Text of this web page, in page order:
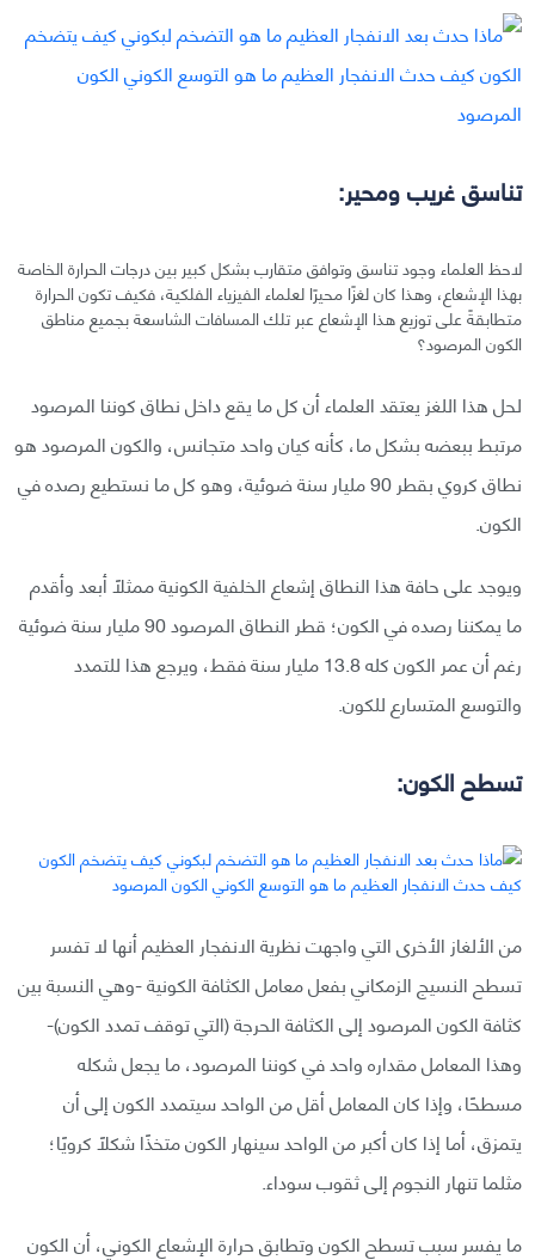
تناسق غريب ومحير:
لاحظ العلماء وجود تناسق وتوافق متقارب بشكل كبير بين درجات الحرارة الخاصة
بهذا الإشعاع، وهذا كان لغزًا محيرًا لعلماء الفيزياء الفلكية، فكيف تكون الحرارة
متطابقةً على توزيع هذا الإشعاع عبر تلك المسافات الشاسعة بجميع مناطق
الكون المرصود؟
لحل هذا اللغز يعتقد العلماء أن كل ما يقع داخل نطاق كوننا المرصود
مرتبط ببعضه بشكل ما، كأنه كيان واحد متجانس، والكون المرصود هو
نطاق كروي بقطر 90 مليار سنة ضوئية، وهو كل ما نستطيع رصده في
الكون.
ويوجد على حافة هذا النطاق إشعاع الخلفية الكونية ممثلًا أبعد وأقدم
ما يمكننا رصده في الكون؛ قطر النطاق المرصود 90 مليار سنة ضوئية
رغم أن عمر الكون كله 13.8 مليار سنة فقط، ويرجع هذا للتمدد
والتوسع المتسارع للكون.
تسطح الكون:
من الألغاز الأخرى التي واجهت نظرية الانفجار العظيم أنها لا تفسر
تسطح النسيج الزمكاني بفعل معامل الكثافة الكونية -وهي النسبة بين
كثافة الكون المرصود إلى الكثافة الحرجة (التي توقف تمدد الكون)-
وهذا المعامل مقداره واحد في كوننا المرصود، ما يجعل شكله
مسطحًا، وإذا كان المعامل أقل من الواحد سيتمدد الكون إلى أن
يتمزق، أما إذا كان أكبر من الواحد سينهار الكون متخذًا شكلًا كرويًا؛
مثلما تنهار النجوم إلى ثقوب سوداء.
ما يفسر سبب تسطح الكون وتطابق حرارة الإشعاع الكوني، أن الكون